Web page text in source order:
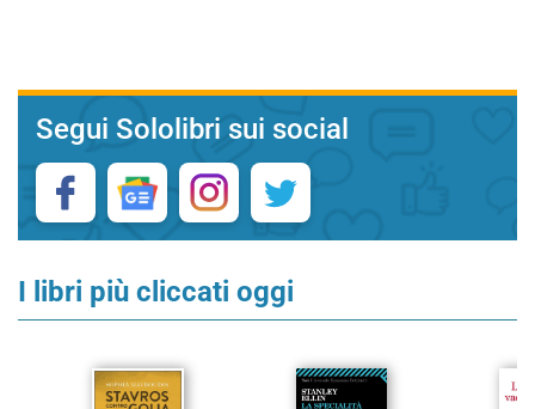
Segui Sololibri sui social
I libri più cliccati oggi